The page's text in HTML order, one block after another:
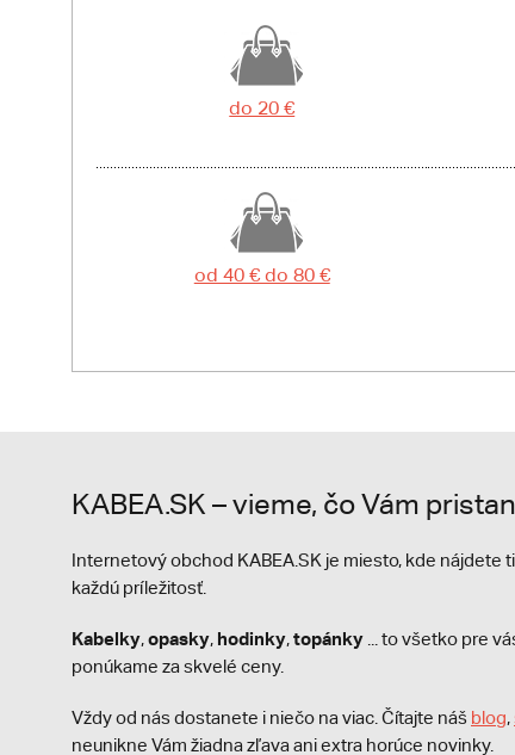
do 20 €
od 40 € do 80 €
KABEA.SK – vieme, čo Vám
Internetový obchod KABEA.SK je miesto, kde nájdete
každú príležitosť.
Kabelky,opasky, hodinky,topánky ... to všetko pre
ponúkame za skvelé ceny.
Vždy od nás dostanete i niečo na viac. Čítajte náš blog,
neunikne Vám žiadna zľava ani extra horúce novinky.